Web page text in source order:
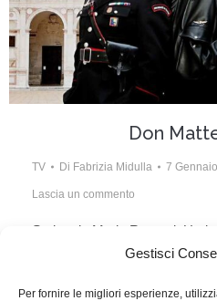
Gestisci
Per fornire le migliori esperienze,
Don
TV Di Fabrizia Midulla 7
Lascia un commento
Scritto da Mario Ruggeri,
Mazzotta, Alessandro